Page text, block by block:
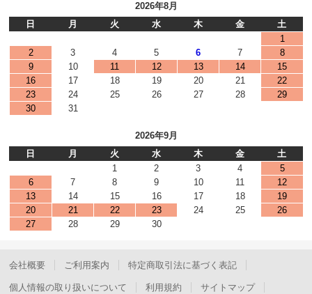
2026年8月
日
月 火 水 木 金
土
1
2
3 4 5 6 7
8
9
10 11 12 13 14
15
16
17 18 19 20 21
22
23
24 25 26 27 28
29
30
31
2026年9月
日
月 火 水 木 金
土
1
2 3 4
5
6
7 8 9 10 11
12
13
14 15 16 17 18
19
20
21 22 23 24 25
26
27
28 29 30
会社概要 ご利用案内 特定商取引法に基づく表記
個人情報の取り扱いについて 利用規約 サイトマップ